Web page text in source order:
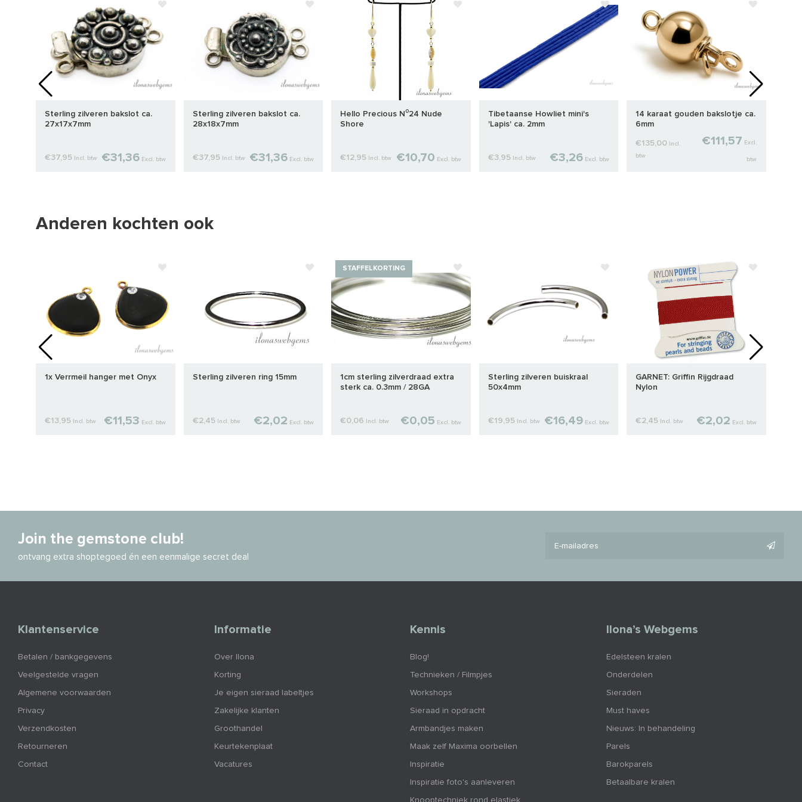
Sterling zilveren bakslot ca.
27x17x7mm
€37,95 Incl. btw €31,36 Excl. btw
Sterling zilveren bakslot ca.
28x18x7mm
€37,95 Incl. btw €31,36 Excl. btw
Hello Precious N⁰24 Nude
Shore
€12,95 Incl. btw €10,70 Excl. btw
Tibetaanse Howliet mini's
'Lapis' ca. 2mm
€3,95 Incl. btw €3,26 Excl. btw
14 karaat gouden bakslotje ca.
6mm
€135,00
Incl.
btw
€111,57 Excl.
btw
Anderen kochten ook
1x Verrmeil hanger met Onyx
€13,95 Incl. btw €11,53 Excl. btw
Sterling zilveren ring 15mm
€2,45 Incl. btw €2,02 Excl. btw
STAFFELKORTING
1cm sterling zilverdraad extra
sterk ca. 0.3mm / 28GA
€0,06 Incl. btw €0,05 Excl. btw
Sterling zilveren buiskraal
50x4mm
€19,95 Incl. btw €16,49 Excl. btw
GARNET: Griffin Rijgdraad
Nylon
€2,45 Incl. btw €2,02 Excl. btw
Join the gemstone club!
ontvang extra shoptegoed én een eenmalige secret deal
Klantenservice
Betalen / bankgegevens
Veelgestelde vragen
Algemene voorwaarden
Privacy
Verzendkosten
Retourneren
Contact
Informatie
Over Ilona
Korting
Je eigen sieraad labeltjes
Zakelijke klanten
Groothandel
Keurtekenplaat
Vacatures
Kennis
Blog!
Technieken / Filmpjes
Workshops
Sieraad in opdracht
Armbandjes maken
Maak zelf Maxima oorbellen
Inspiratie
Inspiratie foto's aanleveren
Ilona’s Webgems
Edelsteen kralen
Onderdelen
Sieraden
Must haves
Nieuws: In behandeling
Parels
Barokparels
Betaalbare kralen